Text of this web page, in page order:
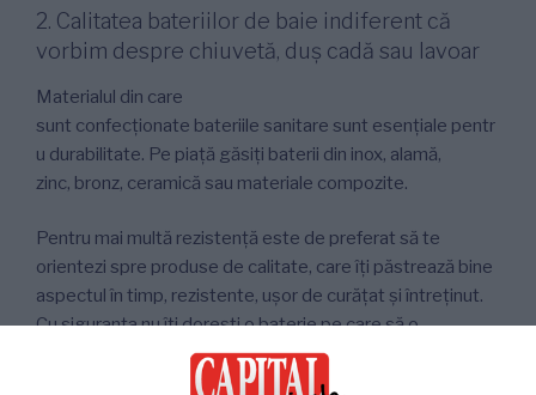
2. Calitatea bateriilor de baie indiferent că
vorbim despre chiuvetă, duș cadă sau lavoar
Materialul din care
sunt confecționate bateriile sanitare sunt esențiale pentr
u durabilitate. Pe piață găsiți baterii din inox, alamă,
zinc, bronz, ceramică sau materiale compozite.
Pentru mai multă rezistență este de preferat să te
orientezi spre produse de calitate, care îți păstrează bine
aspectul în timp, rezistente, ușor de curățat și întreținut.
Cu siguranța nu îți dorești o baterie pe care să o
înlocuiești la niciun an de la achiziție. Materialele cele mai
rezistente pentru baterii sunt inoxul sau alama sanitară,